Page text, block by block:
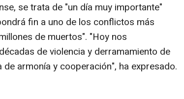
se trata de "un día muy importante"
fin a uno de los conflictos más
de muertos". "Hoy nos
de violencia y derramamiento de
de armonía y cooperación", ha expresado.